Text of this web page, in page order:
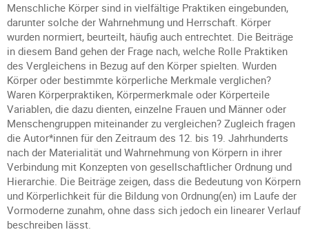
Menschliche Körper sind in vielfältige Praktiken eingebunden,
darunter solche der Wahrnehmung und Herrschaft. Körper
wurden normiert, beurteilt, häufig auch entrechtet. Die Beiträge
in diesem Band gehen der Frage nach, welche Rolle Praktiken
des Vergleichens in Bezug auf den Körper spielten. Wurden
Körper oder bestimmte körperliche Merkmale verglichen?
Waren Körperpraktiken, Körpermerkmale oder Körperteile
Variablen, die dazu dienten, einzelne Frauen und Männer oder
Menschengruppen miteinander zu vergleichen? Zugleich fragen
die Autor*innen für den Zeitraum des 12. bis 19. Jahrhunderts
nach der Materialität und Wahrnehmung von Körpern in ihrer
Verbindung mit Konzepten von gesellschaftlicher Ordnung und
Hierarchie. Die Beiträge zeigen, dass die Bedeutung von Körpern
und Körperlichkeit für die Bildung von Ordnung(en) im Laufe der
Vormoderne zunahm, ohne dass sich jedoch ein linearer Verlauf
beschreiben lässt.